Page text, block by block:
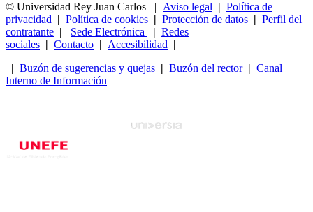
© Universidad Rey Juan Carlos
| Aviso legal | Política de
privacidad | Política de cookies | Protección de datos | Perfil del
contratante | Sede Electrónica | Redes
sociales | Contacto | Accesibilidad |
| Buzón de sugerencias y quejas | Buzón del rector| Canal
Interno de Información